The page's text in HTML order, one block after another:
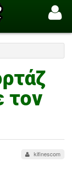
τον
kifinescom